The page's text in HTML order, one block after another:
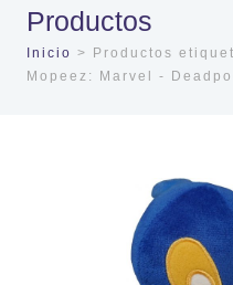
Productos
Inicio > Productos
Mopeez: Marvel -